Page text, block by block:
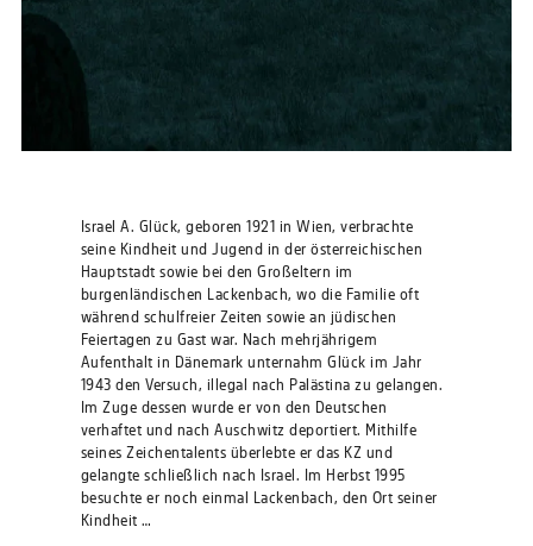
Israel A. Glück, geboren 1921 in Wien, verbrachte
seine Kindheit und Jugend in der österreichischen
Hauptstadt sowie bei den Großeltern im
burgenländischen Lackenbach, wo die Familie oft
während schulfreier Zeiten sowie an jüdischen
Feiertagen zu Gast war. Nach mehrjährigem
Aufenthalt in Dänemark unternahm Glück im Jahr
1943 den Versuch, illegal nach Palästina zu gelangen.
Im Zuge dessen wurde er von den Deutschen
verhaftet und nach Auschwitz deportiert. Mithilfe
seines Zeichentalents überlebte er das KZ und
gelangte schließlich nach Israel. Im Herbst 1995
besuchte er noch einmal Lackenbach, den Ort seiner
Kindheit …